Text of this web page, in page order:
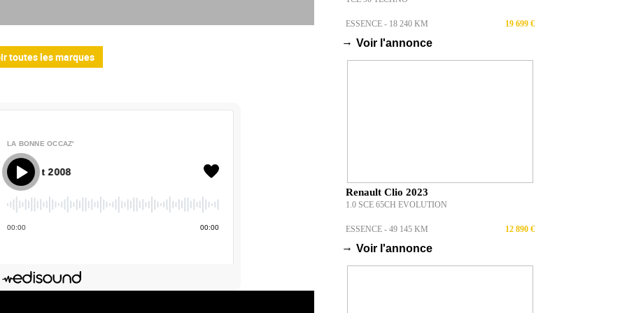
toutes les marques
LA BONNE OCCAZ'
La Bonne Occaz' - Peugeot 2008
00:00 00:00
ESSENCE - 18 240 KM 19 699 €
→ Voir l'annonce
Renault Clio 2023
1.0 SCE 65CH EVOLUTION
ESSENCE - 49 145 KM 12 890 €
→ Voir l'annonce